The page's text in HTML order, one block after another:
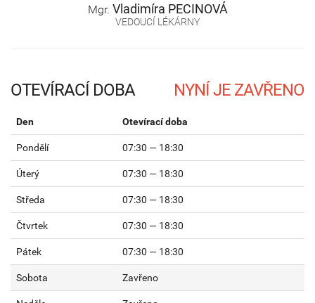
Mgr. Vladimíra PECINOVÁ
VEDOUCÍ LÉKÁRNY
OTEVÍRACÍ DOBA
Den Otevírací doba
Pondělí 07:30 — 18:30
Úterý 07:30 — 18:30
Středa 07:30 — 18:30
Čtvrtek 07:30 — 18:30
Pátek 07:30 — 18:30
Sobota Zavřeno